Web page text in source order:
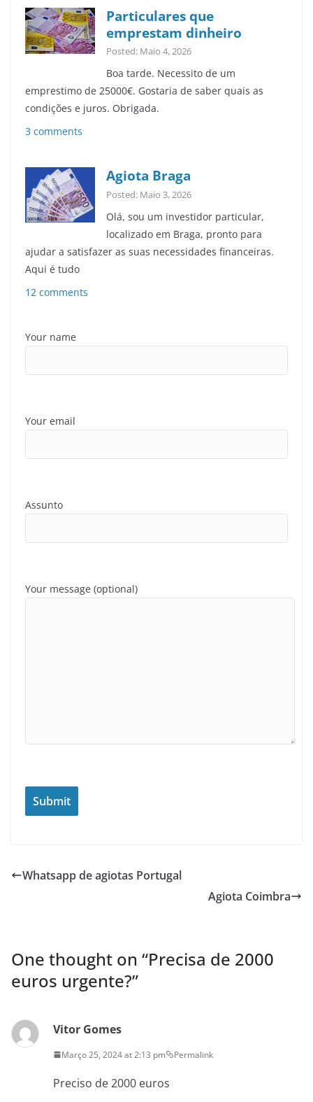
Particulares que
emprestam dinheiro
Posted: Maio 4, 2026
Boa tarde. Necessito de um
emprestimo de 25000€. Gostaria de saber quais as
condições e juros. Obrigada.
3 comments
Agiota Braga
Posted: Maio 3, 2026
Olá, sou um investidor particular,
localizado em Braga, pronto para
ajudar a satisfazer as suas necessidades financeiras.
Aqui é tudo
12 comments
Your name
Your email
Assunto
Your message (optional)
Whatsapp de agiotas Portugal
Agiota Coimbra
One thought on “Precisa de 2000
euros urgente?”
Vitor Gomes
Março 25, 2024 at 2:13 pm Permalink
Preciso de 2000 euros